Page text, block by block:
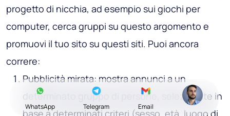
progetto di nicchia, ad esempio sui giochi per
computer, cerca gruppi su questo argomento e
promuovi il tuo sito su questi siti. Puoi ancora
correre:
Pubblicità mirata: mostra annunci a un
determinato gruppo di persone, selezionate in
base a determinati criteri (sesso, età, luogo di
WhatsApp Telegram Email